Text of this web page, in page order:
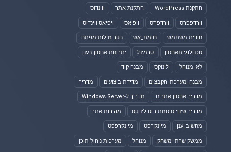
התקנת WordPress התקנת אתר ווינדוס
וורדפפרס וורדפרס ויפיאס ויפיאס ווינדוס
חוויית משתמש חומת_אש חקר מילות מפתח
טכנולוגייתאחסון טרמינל יתרונות אחסון בענן
לא_מנוהל לינוקס מבנה קוד
מבנה_מערכת_הקבצים מדידת ביצועים מדריך
מדריך אחסון אתרים מדריך ל-Windows Server
מדריך שינוי סיסמת רוט לינוקס מהירות אתר
מחשוב_ענן מיינקרפט מיינקרפפט
ממשק שרתי משחק מנוהל מערכות ניהול תוכן